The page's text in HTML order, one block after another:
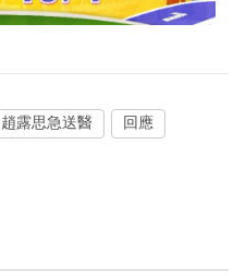
趙露思急送醫 回應